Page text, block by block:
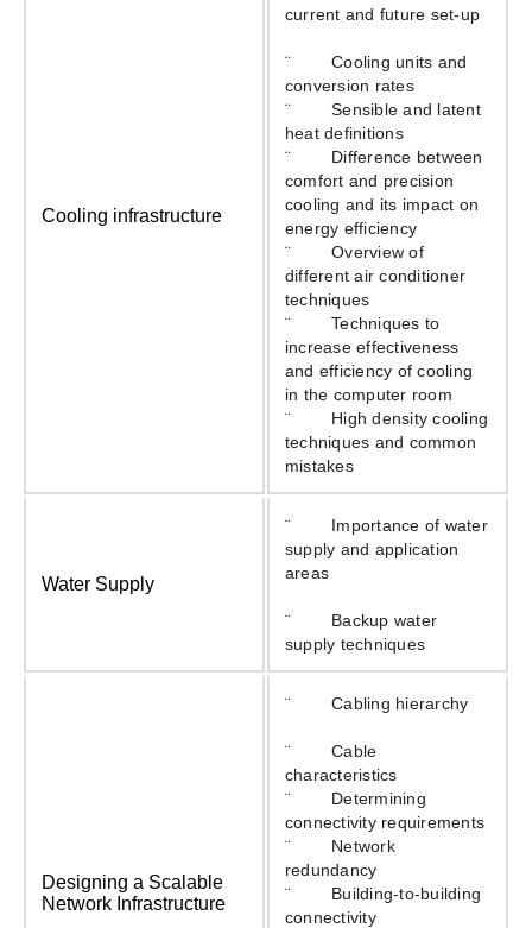
Cooling infrastructure
current and future set-up
¨ Cooling units and
conversion rates
¨ Sensible and latent
heat definitions
¨ Di­fference between
comfort and precision
cooling and its impact on
energy efficiency
¨ Overview of
different air conditioner
techniques
¨ Techniques to
increase eff­ectiveness
and efficiency of cooling
in the computer room
¨ High density cooling
techniques and common
mistakes
Water Supply
¨ Importance of water
supply and application
areas
¨ Backup water
supply techniques
Designing a Scalable
Network Infrastructure
¨ Cabling hierarchy
¨ Cable
characteristics
¨ Determining
connectivity requirements
¨ Network
redundancy
¨ Building-to-building
connectivity